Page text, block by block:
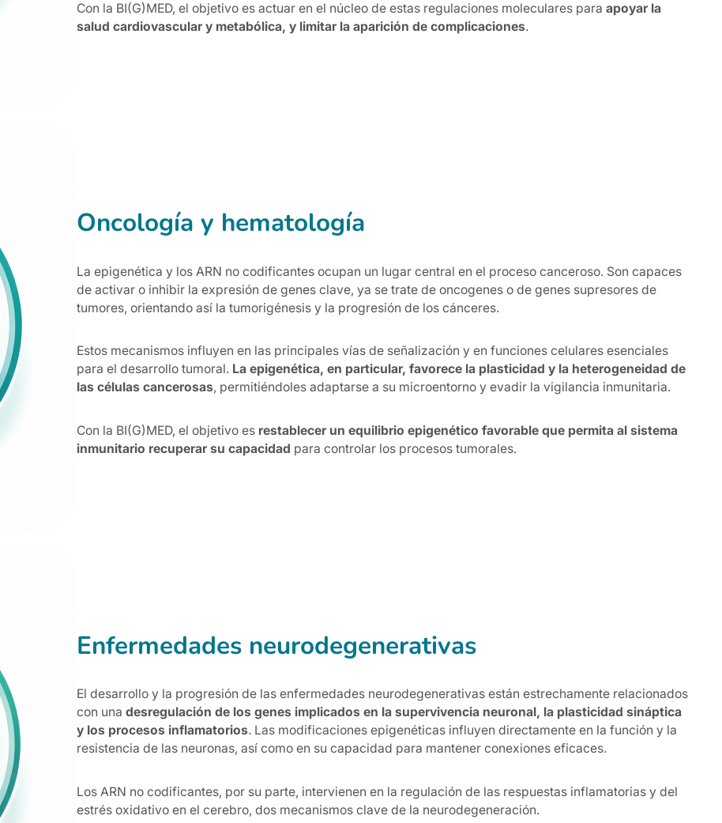
Con la BI(G)MED, el objetivo es actuar en el núcleo de estas regulaciones moleculares para apoyar la
salud cardiovascular y metabólica, y limitar la aparición de complicaciones.
Oncología y hematología
La epigenética y los ARN no codificantes ocupan un lugar central en el proceso canceroso. Son capaces
de activar o inhibir la expresión de genes clave, ya se trate de oncogenes o de genes supresores de
tumores, orientando así la tumorigénesis y la progresión de los cánceres.
Estos mecanismos influyen en las principales vías de señalización y en funciones celulares esenciales
para el desarrollo tumoral. La epigenética, en particular, favorece la plasticidad y la heterogeneidad de
las células cancerosas, permitiéndoles adaptarse a su microentorno y evadir la vigilancia inmunitaria.
Con la BI(G)MED, el objetivo es restablecer un equilibrio epigenético favorable que permita al sistema
inmunitario recuperar su capacidad para controlar los procesos tumorales.
Enfermedades neurodegenerativas
El desarrollo y la progresión de las enfermedades neurodegenerativas están estrechamente relacionados
con una desregulación de los genes implicados en la supervivencia neuronal, la plasticidad sináptica
y los procesos inflamatorios. Las modificaciones epigenéticas influyen directamente en la función y la
resistencia de las neuronas, así como en su capacidad para mantener conexiones eficaces.
Los ARN no codificantes, por su parte, intervienen en la regulación de las respuestas inflamatorias y del
estrés oxidativo en el cerebro, dos mecanismos clave de la neurodegeneración.